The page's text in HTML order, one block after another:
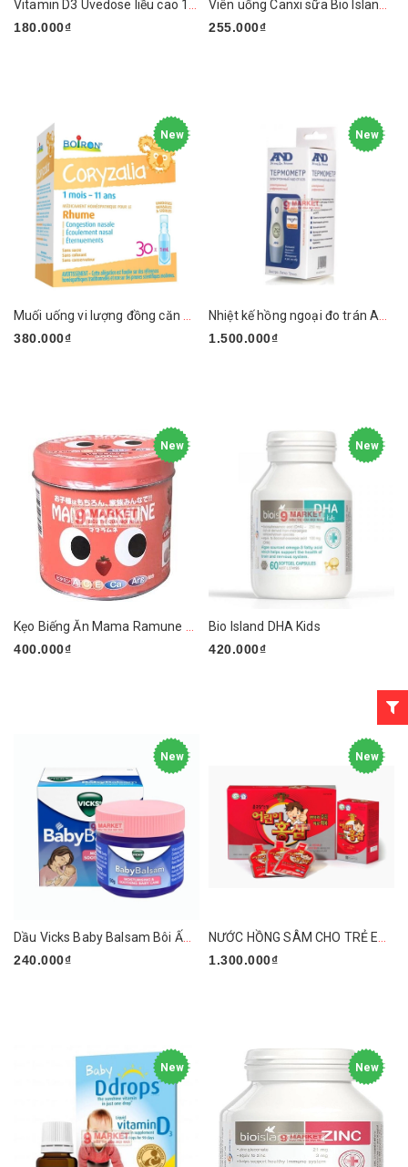
180.000₫
255.000₫
New
380.000₫
New
1.500.000₫
New
400.000₫
New
Bio Island DHA Kids
420.000₫
New
Dầu Vicks Baby Balsam Bôi Ấm Ngực Cho Bé
240.000₫
New
1.300.000₫
New New